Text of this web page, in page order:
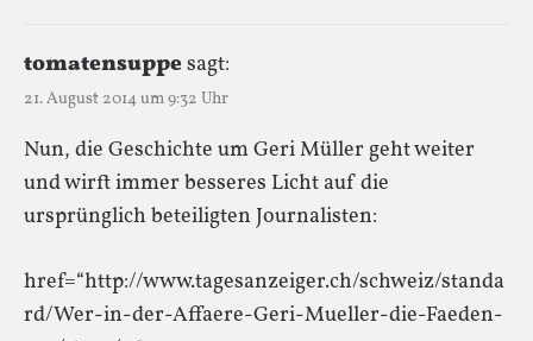
tomatensuppesagt:
21. August 2014 um 9:32 Uhr
Nun, die Geschichte um Geri Müller geht weiter
und wirft immer besseres Licht auf die
ursprünglich beteiligten Journalisten:
href=“http://www.tagesanzeiger.ch/schweiz/standa
rd/Wer-in-der-Affaere-Geri-Mueller-die-Faeden-